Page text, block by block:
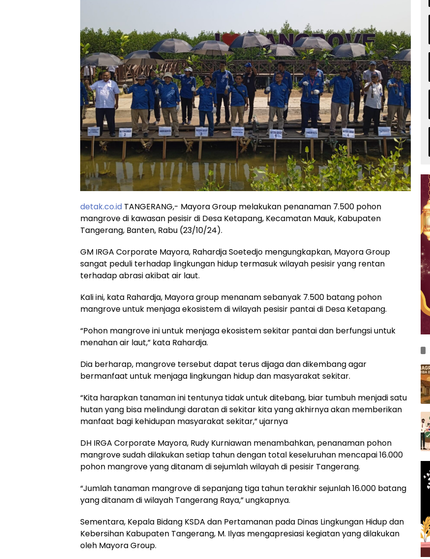
detak.co.id TANGERANG,- Mayora Group melakukan penanaman 7.500 pohon
mangrove di kawasan pesisir di Desa Ketapang, Kecamatan Mauk, Kabupaten
Tangerang, Banten, Rabu (23/10/24).
GM IRGA Corporate Mayora, Rahardja Soetedjo mengungkapkan, Mayora Group
sangat peduli terhadap lingkungan hidup termasuk wilayah pesisir yang rentan
terhadap abrasi akibat air laut.
Kali ini, kata Rahardja, Mayora group menanam sebanyak 7.500 batang pohon
mangrove untuk menjaga ekosistem di wilayah pesisir pantai di Desa Ketapang.
“Pohon mangrove ini untuk menjaga ekosistem sekitar pantai dan berfungsi untuk
menahan air laut,” kata Rahardja.
Dia berharap, mangrove tersebut dapat terus dijaga dan dikembang agar
bermanfaat untuk menjaga lingkungan hidup dan masyarakat sekitar.
“Kita harapkan tanaman ini tentunya tidak untuk ditebang, biar tumbuh menjadi satu
hutan yang bisa melindungi daratan di sekitar kita yang akhirnya akan memberikan
manfaat bagi kehidupan masyarakat sekitar,” ujarnya
DH IRGA Corporate Mayora, Rudy Kurniawan menambahkan, penanaman pohon
mangrove sudah dilakukan setiap tahun dengan total keseluruhan mencapai 16.000
pohon mangrove yang ditanam di sejumlah wilayah di pesisir Tangerang.
“Jumlah tanaman mangrove di sepanjang tiga tahun terakhir sejunlah 16.000 batang
yang ditanam di wilayah Tangerang Raya,” ungkapnya.
Sementara, Kepala Bidang KSDA dan Pertamanan pada Dinas Lingkungan Hidup dan
Kebersihan Kabupaten Tangerang, M. Ilyas mengapresiasi kegiatan yang dilakukan
oleh Mayora Group.